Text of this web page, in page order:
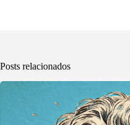
Posts relacionados